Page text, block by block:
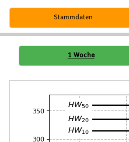
Stammdaten
1 Woche